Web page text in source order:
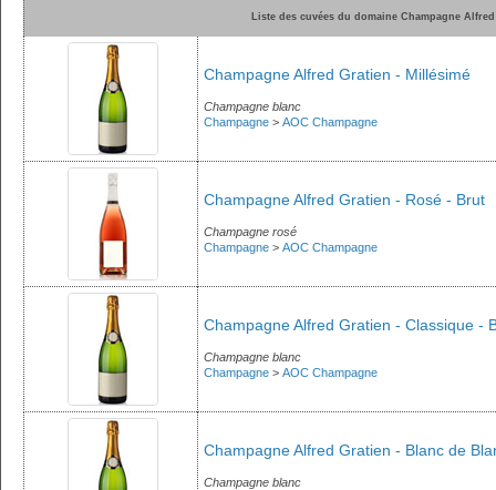
Liste des cuvées du domaine Champagne
Champagne Alfred Gratien - Millésimé
Champagne blanc
Champagne > AOC Champagne
Champagne Alfred Gratien - Rosé - Brut
Champagne rosé
Champagne > AOC Champagne
Champagne Alfred Gratien - Classique -
Champagne blanc
Champagne > AOC Champagne
Champagne Alfred Gratien - Blanc de
Champagne blanc